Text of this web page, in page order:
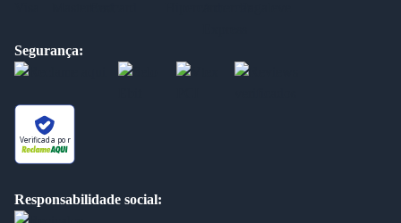
Segurança:
Verificada por
Responsabilidade social: